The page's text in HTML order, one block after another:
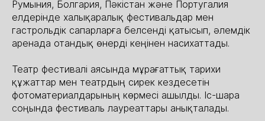
Румыния, Болгария, Пәкістан және Португалия
елдерінде халықаралық фестивальдар мен
гастрольдік сапарларға белсенді қатысып, әлемдік
аренада отандық өнерді кеңінен насихаттады.
Театр фестивалі аясында мұрағаттық тарихи
құжаттар мен театрдың сирек кездесетін
фотоматериалдарының көрмесі ашылды. Іс-шара
соңында фестиваль лауреаттары анықталады.